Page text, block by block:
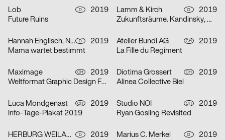
Lob D
2019
Future Ruins
Lamm & Kirch D
2019
Zukunftsräume. Kandinsky, Mondrian, Lissitzky und die abstrakt-konstruktive Avantgarde in Dresden 1919–1932
Hannah Englisch, Nils Krüger D
2019
Mama wartet bestimmt
Atelier Bundi AG CH
2019
La Fille du Regiment
Maximage CH
2019
Weltformat Graphic Design Festival
Diotima Grossert CH
2019
Alinea Collective Biel
Luca Mondgenast CH
2019
Info-Tage-Plakat 2019
Studio NOI CH
2019
Ryan Gosling Revisited
HERBURG WEILAND D
2019
Marius C. Merkel D
2019